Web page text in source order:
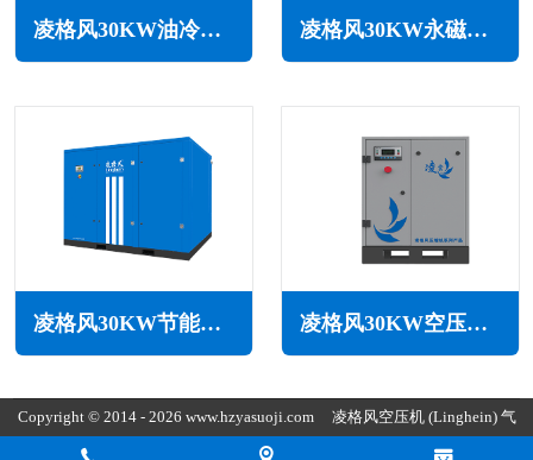
凌格风30KW油冷永磁变频空压机LSH系列 凌格风30KW永磁变频空压机HD系列
凌格风30KW节能空压机LS系列 凌格风30KW空压机CS系列
Copyright © 2014 - 2026 www.hzyasuoji.com 凌格风空压机 (Linghein) 气
胜智能装备（深圳）有限公司版权所有
粤ICP备2021072975号